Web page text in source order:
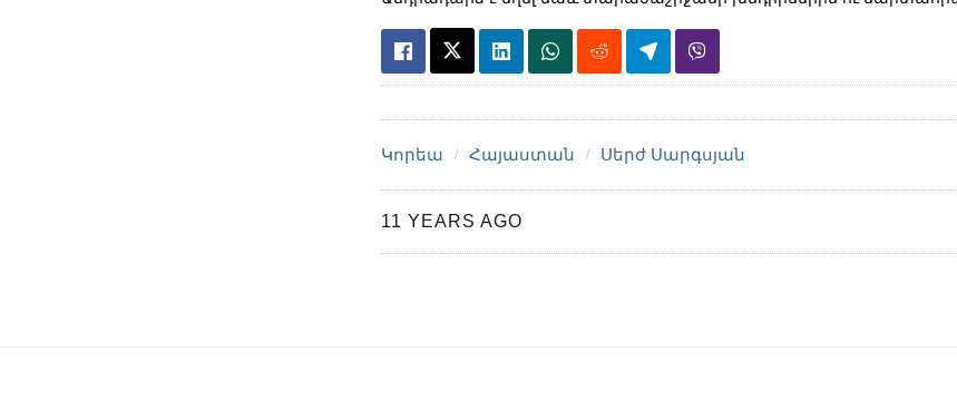
Կորեա Հայաստան Սերժ Սարգսյան
11 YEARS AGO